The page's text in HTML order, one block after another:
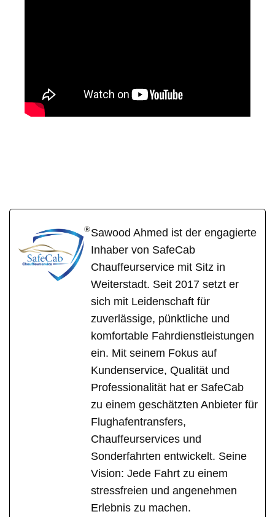
Sawood Ahmed ist der engagierte
Inhaber von SafeCab
Chauffeurservice mit Sitz in
Weiterstadt. Seit 2017 setzt er
sich mit Leidenschaft für
zuverlässige, pünktliche und
komfortable Fahrdienstleistungen
ein. Mit seinem Fokus auf
Kundenservice, Qualität und
Professionalität hat er SafeCab
zu einem geschätzten Anbieter für
Flughafentransfers,
Chauffeurservices und
Sonderfahrten entwickelt. Seine
Vision: Jede Fahrt zu einem
stressfreien und angenehmen
Erlebnis zu machen.